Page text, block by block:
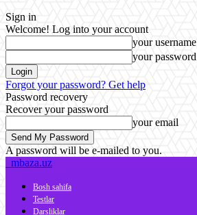
Sign in
Welcome! Log into your account
your username
your password
Forgot your password? Get help
Password recovery
Recover your password
your email
A password will be e-mailed to you.
mbaza.uz
Bosh sahifa
Testlar
Darsliklar